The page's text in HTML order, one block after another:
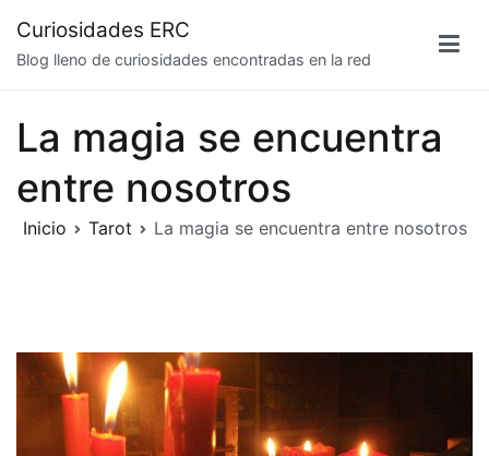
contenido
Curiosidades ERC
Blog lleno de curiosidades encontradas en la red
La magia se encuentra
entre nosotros
Inicio Tarot La magia se encuentra entre nosotros